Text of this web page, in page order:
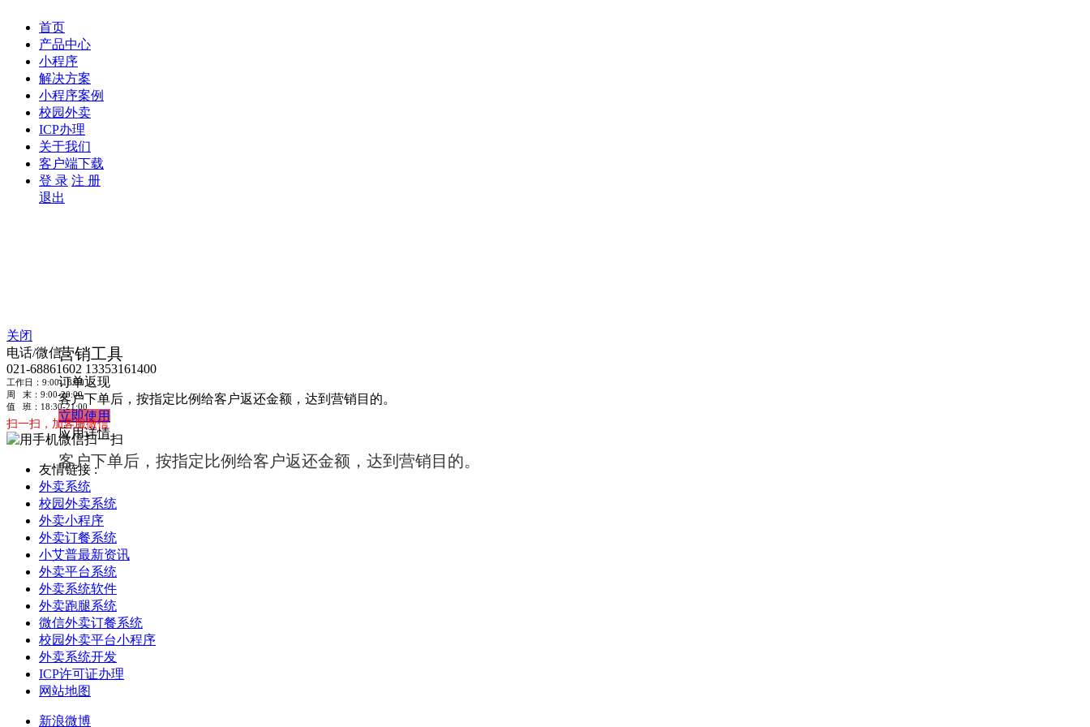
首页
产品中心
小程序
解决方案
小程序案例
校园外卖
ICP办理
关于我们
客户端下载
登 录 注 册
退出
营销工具
订单返现
客户下单后，按指定比例给客户返还金额，达到营销目的。
立即使用
应用详情
客户下单后，按指定比例给客户返还金额，达到营销目的。
关闭
电话/微信：
021-68861602 13353161400
工作日：9:00-18:00
周 末：9:00-20:00
值 班：18:30-21:00
扫一扫，加客服微信
友情链接 :
外卖系统
校园外卖系统
外卖小程序
外卖订餐系统
小艾普最新资讯
外卖平台系统
外卖系统软件
外卖跑腿系统
微信外卖订餐系统
校园外卖平台小程序
外卖系统开发
ICP许可证办理
网站地图
新浪微博